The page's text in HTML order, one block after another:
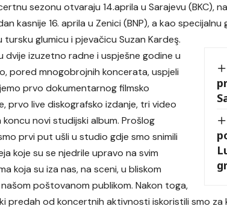
sezonu otvaraju 14.aprila u Sarajevu (BKC),
kasnije 16. aprila u Zenici (BNP), a kao
tursku glumicu i pjevačicu Suzan Kardeş.
dvije izuzetno radne i uspješne godine u
pored mnogobrojnih koncerata, uspjeli
prvo dokumentarnog filmsko
prvo live diskografsko izdanje, tri video
novi studijski album. Prošlog
prvi put ušli u studio gdje smo snimili
koje su se njedrile upravo na svim
koja su iza nas, na sceni, u bliskom
poštovanom publikom. Nakon toga,
predah od koncertnih aktivnosti iskoristili smo